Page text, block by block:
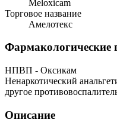
Meloxicam
Торговое название
Амелотекс
Фармакологические
НПВП - Оксикам
Ненаркотический
другое
Описание